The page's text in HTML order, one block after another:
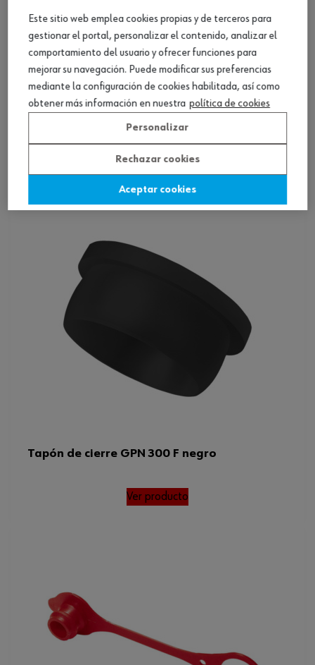
Tapón de cierre GPN 910 F
Tapón de cierre GPN 300 F negro
Ver producto
Este sitio web emplea cookies propias y de terceros para
gestionar el portal, personalizar el contenido, analizar el
comportamiento del usuario y ofrecer funciones para
mejorar su navegación. Puede modificar sus preferencias
mediante la configuración de cookies habilitada, así como
obtener más información en nuestra política de cookies
Personalizar
Rechazar cookies
Aceptar cookies